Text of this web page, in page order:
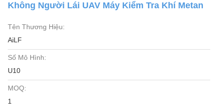
Không Người Lái UAV Máy Kiểm Tra Khí Metan
Tên Thương Hiệu:
AiLF
Số Mô Hình:
U10
MOQ:
1